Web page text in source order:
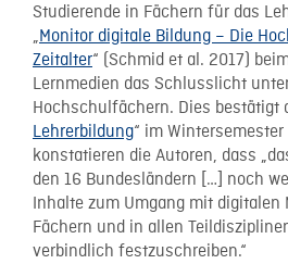
Studierende in Fächern für das
„Monitor digitale Bildung – Die
Zeitalter“ (Schmid et al. 2017)
Lernmedien das Schlusslicht
Hochschulfächern. Dies bestätigt
Lehrerbildung“ im
konstatieren die Autoren, dass
den 16 Bundesländern […] noch
Inhalte zum Umgang mit digitalen
Fächern und in allen
verbindlich festzuschreiben.“